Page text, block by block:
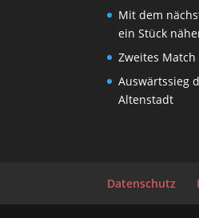
Mit dem
ein Stück
Zweites
Auswärtssieg
Altenstadt
Datenschutz